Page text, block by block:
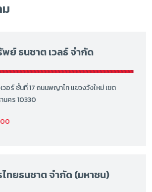
ย์ ธนชาต เวลธ์ จำกัด
วอร์ ชั้นที่ 17 ถนนพญาไท แขวงวังใหม่ เขต
นคร 10330
ไทยธนชาต จำกัด (มหาชน)